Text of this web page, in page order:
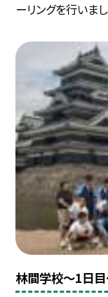
ーリングを行いま
林間学校〜1日